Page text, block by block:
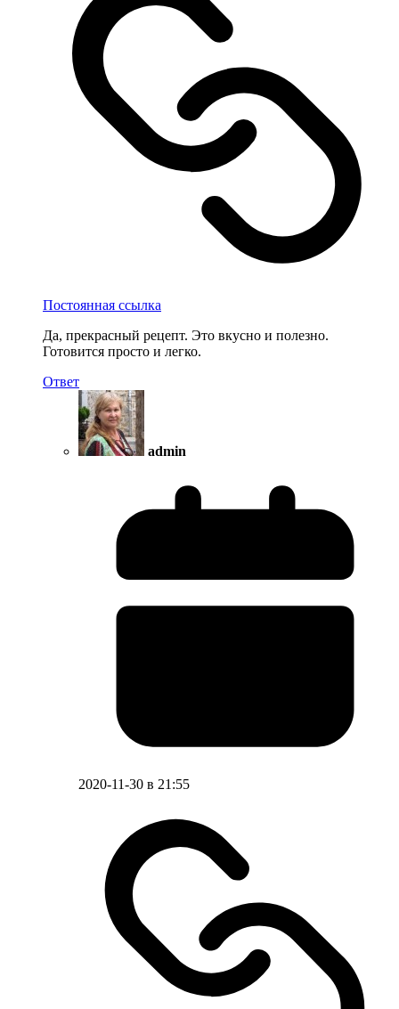
Постоянная ссылка
Да, прекрасный рецепт. Это вкусно и полезно.
Готовится просто и легко.
Ответ
admin
2020-11-30 в 21:55